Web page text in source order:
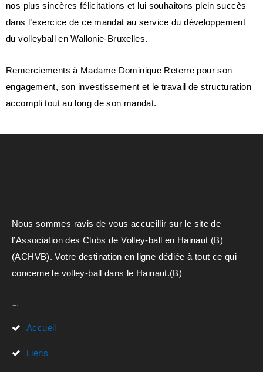
nos plus sincères félicitations et lui souhaitons plein succès
dans l’exercice de ce mandat au service du développement
du volleyball en Wallonie-Bruxelles.
Remerciements à Madame Dominique Reterre pour son
engagement, son investissement et le travail de structuration
accompli tout au long de son mandat.
Nous sommes ravis de vous accueillir sur le site de
l’Association des Clubs de Volley-ball en Hainaut (B)
(ACHVB). Votre destination en ligne dédiée à tout ce qui
concerne le volley-ball dans le Hainaut.(B)
Accueil
Liens